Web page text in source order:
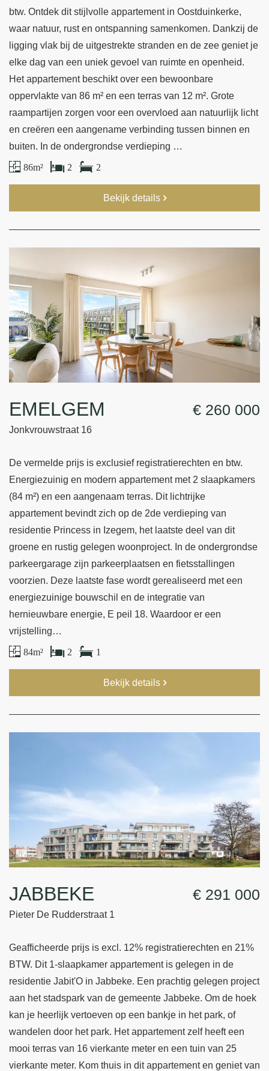
btw. Ontdek dit stijlvolle appartement in Oostduinkerke,
waar natuur, rust en ontspanning samenkomen. Dankzij de
ligging vlak bij de uitgestrekte stranden en de zee geniet je
elke dag van een uniek gevoel van ruimte en openheid.
Het appartement beschikt over een bewoonbare
oppervlakte van 86 m² en een terras van 12 m². Grote
raampartijen zorgen voor een overvloed aan natuurlijk licht
en creëren een aangename verbinding tussen binnen en
buiten. In de ondergrondse verdieping …
86 m² 2 2
Bekijk details
EMELGEM
Jonkvrouwstraat 16
€ 260 000
De vermelde prijs is exclusief registratierechten en btw.
Energiezuinig en modern appartement met 2 slaapkamers
(84 m²) en een aangenaam terras. Dit lichtrijke
appartement bevindt zich op de 2de verdieping van
residentie Princess in Izegem, het laatste deel van dit
groene en rustig gelegen woonproject. In de ondergrondse
parkeergarage zijn parkeerplaatsen en fietsstallingen
voorzien. Deze laatste fase wordt gerealiseerd met een
energiezuinige bouwschil en de integratie van
hernieuwbare energie, E peil 18. Waardoor er een
vrijstelling…
84 m² 2 1
Bekijk details
JABBEKE
Pieter De Rudderstraat 1
€ 291 000
Geafficheerde prijs is excl. 12% registratierechten en 21%
BTW. Dit 1-slaapkamer appartement is gelegen in de
residentie Jabit'O in Jabbeke. Een prachtig gelegen project
aan het stadspark van de gemeente Jabbeke. Om de hoek
kan je heerlijk vertoeven op een bankje in het park, of
wandelen door het park. Het appartement zelf heeft een
mooi terras van 16 vierkante meter en een tuin van 25
vierkante meter. Kom thuis in dit appartement en geniet van